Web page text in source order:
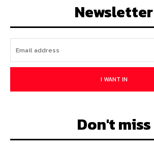
Newsletter
I WANT IN
Don't miss